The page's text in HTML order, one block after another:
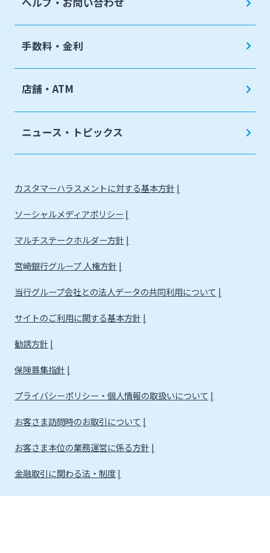
手数料・金利
店舗・ATM
ニュース・トピックス
カスタマーハラスメントに対する基本方針
ソーシャルメディアポリシー
マルチステークホルダー方針
宮崎銀行グループ 人権方針
当行グループ会社との法人データの共同利用について
サイトのご利用に関する基本方針
勧誘方針
保険募集指針
プライバシーポリシー・個人情報の取扱いについて
お客さま訪問時のお取引について
お客さま本位の業務運営に係る方針
金融取引に関わる法・制度
金融取引に関わる方針